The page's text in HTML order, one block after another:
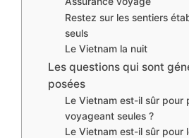
Restez sur les sentiers
seuls
Le Vietnam la nuit
Les questions qui sont
posées
Le Vietnam est-il sûr pour
voyageant seules ?
Le Vietnam est-il sûr pour